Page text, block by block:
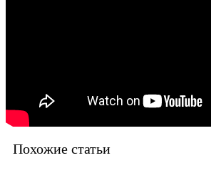
Похожие статьи